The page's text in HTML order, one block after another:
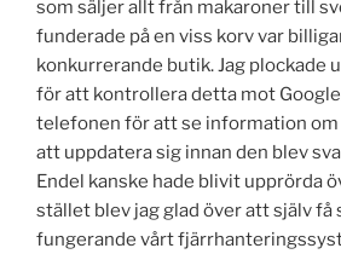
som säljer allt från makaroner till
funderade på en viss korv var
konkurrerande butik. Jag plockade
för att kontrollera detta mot
telefonen för att se information om
att uppdatera sig innan den blev
Endel kanske hade blivit upprörda
stället blev jag glad över att själv få
fungerande vårt